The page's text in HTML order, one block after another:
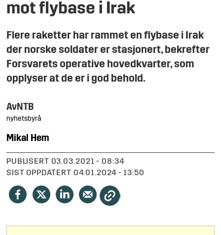
mot flybase i Irak
Flere raketter har rammet en flybase i Irak
der norske soldater er stasjonert, bekrefter
Forsvarets operative hovedkvarter, som
opplyser at de er i god behold.
AvNTB
nyhetsbyrå
Mikal Hem
PUBLISERT
03.03.2021 - 08:34
SIST OPPDATERT
04.01.2024 - 13:50